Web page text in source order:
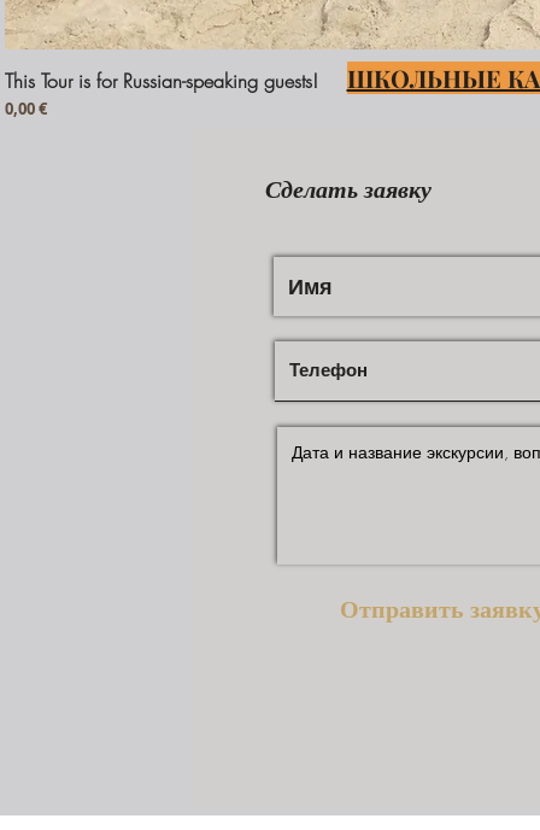
This Tour is for Russian-speaking guests!
Prezzo
0,00 €
ШКОЛЬНЫЕ
Сделать заявку
Отправить